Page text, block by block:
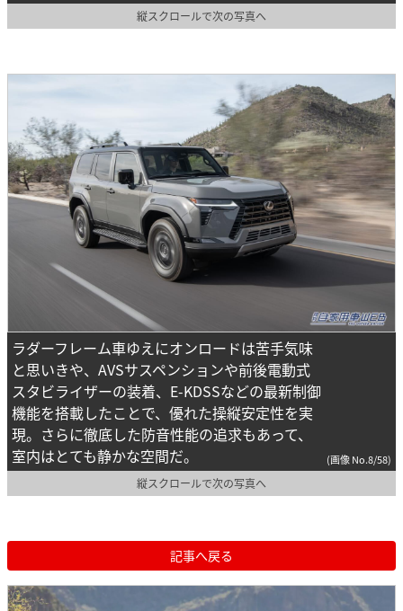
縦スクロールで次の写真へ
ラダーフレーム車ゆえにオンロードは苦手気味
と思いきや、AVSサスペンションや前後電動式
スタビライザーの装着、E-KDSSなどの最新制御
機能を搭載したことで、優れた操縦安定性を実
現。さらに徹底した防音性能の追求もあって、
室内はとても静かな空間だ。
(画像 No.8/58)
縦スクロールで次の写真へ
記事へ戻る